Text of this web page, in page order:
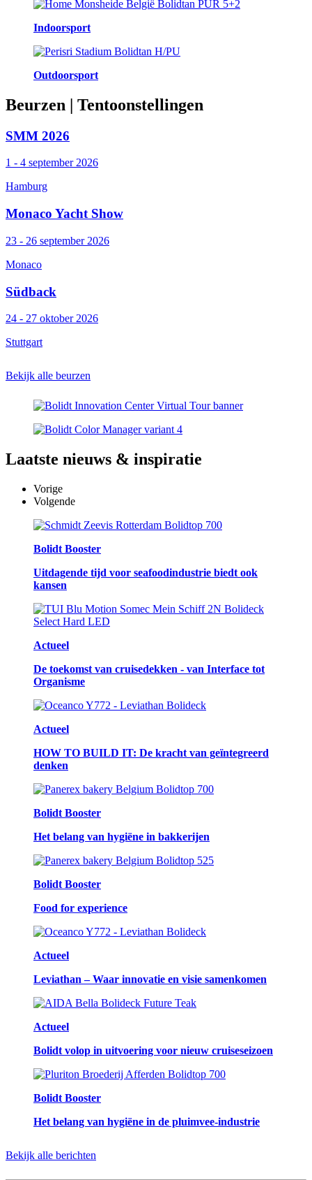
Indoorsport
Outdoorsport
Beurzen | Tentoonstellingen
SMM 2026
1 - 4 september 2026
Hamburg
Monaco Yacht Show
23 - 26 september 2026
Monaco
Südback
24 - 27 oktober 2026
Stuttgart
Bekijk alle beurzen
Laatste nieuws & inspiratie
Vorige
Volgende
Bolidt Booster
Uitdagende tijd voor seafoodindustrie biedt ook
kansen
Actueel
De toekomst van cruisedekken - van Interface tot
Organisme
Actueel
HOW TO BUILD IT: De kracht van geïntegreerd
denken
Bolidt Booster
Het belang van hygiëne in bakkerijen
Bolidt Booster
Food for experience
Actueel
Leviathan – Waar innovatie en visie samenkomen
Actueel
Bolidt volop in uitvoering voor nieuw cruiseseizoen
Bolidt Booster
Het belang van hygiëne in de pluimvee-industrie
Bekijk alle berichten